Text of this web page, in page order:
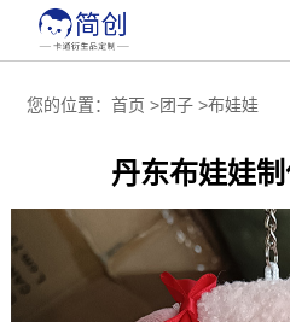
您的位置： 首页 >团子>布娃娃
丹东布娃娃